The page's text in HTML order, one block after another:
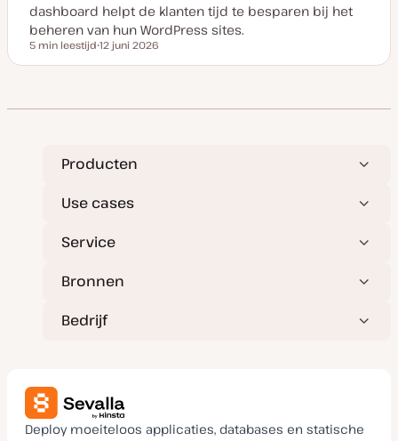
a
t
e
dashboard helpt de klanten tijd te besparen bij het
beheren van hun WordPress sites.
Leestijd
5 min leestijd
a
v
p
d
e
12 juni 2026
Producten
Use cases
Service
Bronnen
Bedrijf
Deploy moeiteloos applicaties, databases en statische